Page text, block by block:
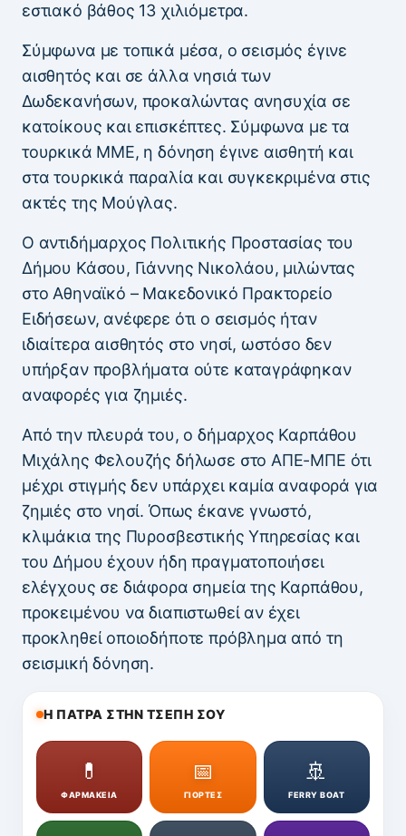
εστιακό βάθος 13 χιλιόμετρα.
Σύμφωνα με τοπικά μέσα, ο σεισμός έγινε
αισθητός και σε άλλα νησιά των
Δωδεκανήσων, προκαλώντας ανησυχία σε
κατοίκους και επισκέπτες. Σύμφωνα με τα
τουρκικά ΜΜΕ, η δόνηση έγινε αισθητή και
στα τουρκικά παραλία και συγκεκριμένα στις
ακτές της Μούγλας.
Ο αντιδήμαρχος Πολιτικής Προστασίας του
Δήμου Κάσου, Γιάννης Νικολάου, μιλώντας
στο Αθηναϊκό – Μακεδονικό Πρακτορείο
Ειδήσεων, ανέφερε ότι ο σεισμός ήταν
ιδιαίτερα αισθητός στο νησί, ωστόσο δεν
υπήρξαν προβλήματα ούτε καταγράφηκαν
αναφορές για ζημιές.
Από την πλευρά του, ο δήμαρχος Καρπάθου
Μιχάλης Φελουζής δήλωσε στο ΑΠΕ-ΜΠΕ ότι
μέχρι στιγμής δεν υπάρχει καμία αναφορά για
ζημιές στο νησί. Όπως έκανε γνωστό,
κλιμάκια της Πυροσβεστικής Υπηρεσίας και
του Δήμου έχουν ήδη πραγματοποιήσει
ελέγχους σε διάφορα σημεία της Καρπάθου,
προκειμένου να διαπιστωθεί αν έχει
προκληθεί οποιοδήποτε πρόβλημα από τη
σεισμική δόνηση.
Η ΠΑΤΡΑ ΣΤΗΝ ΤΣΕΠΗ ΣΟΥ
💊
ΦΑΡΜΑΚΕΙΑ
📅
ΓΙΟΡΤΕΣ
🚢
FERRY BOAT